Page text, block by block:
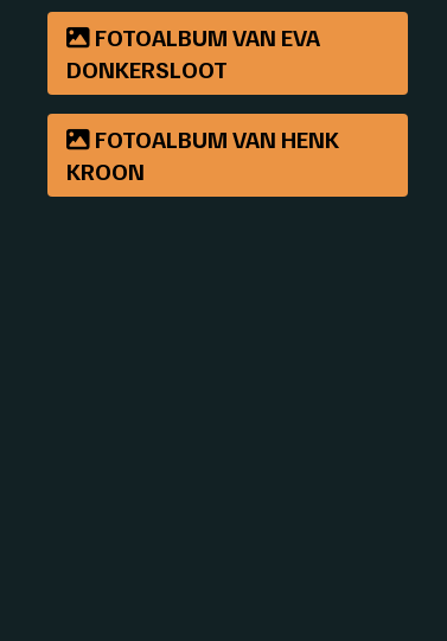
FOTOALBUM VAN EVA
DONKERSLOOT
FOTOALBUM VAN HENK
KROON